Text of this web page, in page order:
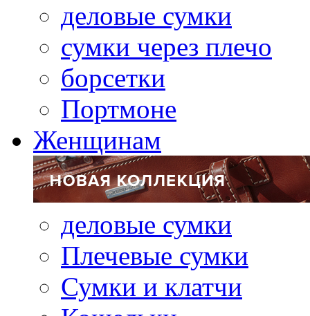
деловые сумки
сумки через плечо
борсетки
Портмоне
Женщинам
деловые сумки
Плечевые сумки
Сумки и клатчи